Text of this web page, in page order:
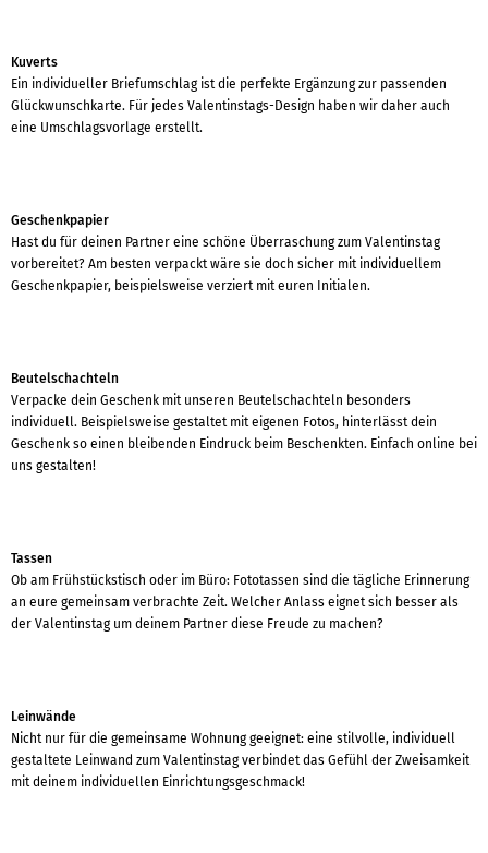
Kuverts
Ein individueller Briefumschlag ist die perfekte Ergänzung zur passenden
Glückwunschkarte. Für jedes Valentinstags-Design haben wir daher auch
eine Umschlagsvorlage erstellt.
Geschenkpapier
Hast du für deinen Partner eine schöne Überraschung zum Valentinstag
vorbereitet? Am besten verpackt wäre sie doch sicher mit individuellem
Geschenkpapier, beispielsweise verziert mit euren Initialen.
Beutelschachteln
Verpacke dein Geschenk mit unseren Beutelschachteln besonders
individuell. Beispielsweise gestaltet mit eigenen Fotos, hinterlässt dein
Geschenk so einen bleibenden Eindruck beim Beschenkten. Einfach online bei
uns gestalten!
Tassen
Ob am Frühstückstisch oder im Büro: Fototassen sind die tägliche Erinnerung
an eure gemeinsam verbrachte Zeit. Welcher Anlass eignet sich besser als
der Valentinstag um deinem Partner diese Freude zu machen?
Leinwände
Nicht nur für die gemeinsame Wohnung geeignet: eine stilvolle, individuell
gestaltete Leinwand zum Valentinstag verbindet das Gefühl der Zweisamkeit
mit deinem individuellen Einrichtungsgeschmack!